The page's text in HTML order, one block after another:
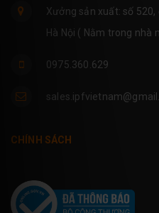
Xưởng sản xuất: số 520,
Hà Nội ( Nằm trong nhà
0975.360.629
CHÍNH SÁCH